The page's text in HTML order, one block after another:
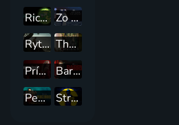
Rick a Morty
Zo Zeme na Mesiac
Rytíř Sedmi království
The Originals
Príbeh služobnice
Barry
Peacemaker
Strážcovia